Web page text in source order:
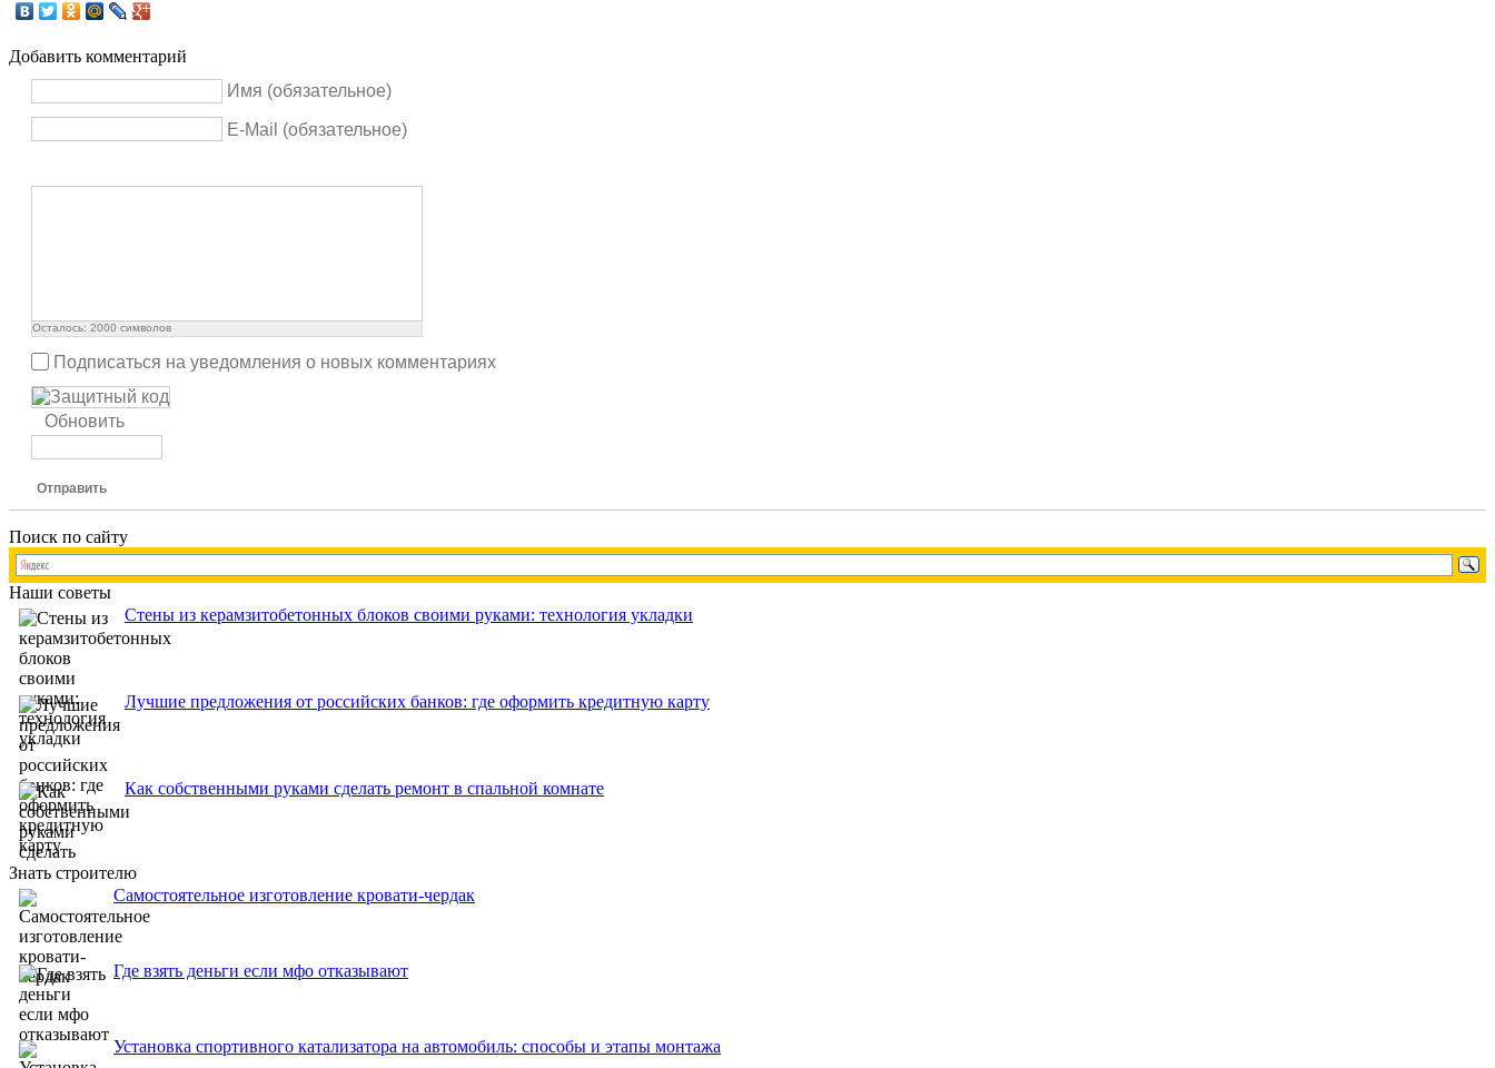
Добавить комментарий
Имя (обязательное)
E-Mail (обязательное)
Осталось: 2000 символов
Подписаться на уведомления о новых комментариях
Обновить
Отправить
Поиск по сайту
Наши советы
Стены из керамзитобетонных блоков своими руками: технология укладки
Лучшие предложения от российских банков: где оформить кредитную карту
Как собственными руками сделать ремонт в спальной комнате
Знать строителю
Самостоятельное изготовление кровати-чердак
Где взять деньги если мфо отказывают
Установка спортивного катализатора на автомобиль: способы и этапы монтажа